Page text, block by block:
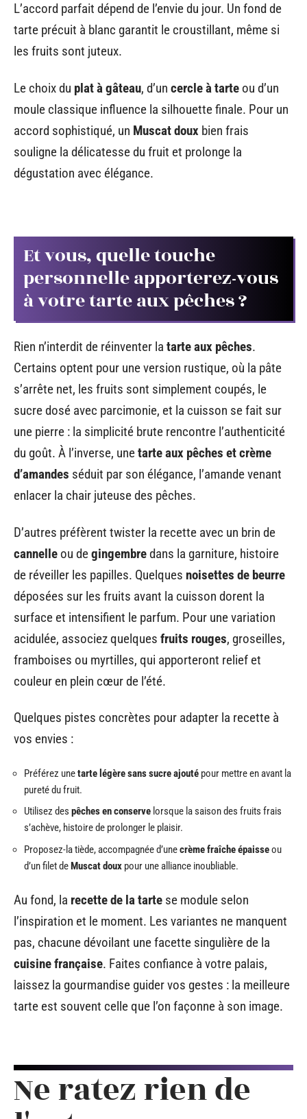
L’accord parfait dépend de l’envie du jour. Un fond de
tarte précuit à blanc garantit le croustillant, même si
les fruits sont juteux.
Le choix du plat à gâteau, d’un cercle à tarte ou d’un
moule classique influence la silhouette finale. Pour un
accord sophistiqué, un Muscat doux bien frais
souligne la délicatesse du fruit et prolonge la
dégustation avec élégance.
Et vous, quelle touche
personnelle apporterez-vous
à votre tarte aux pêches ?
Rien n’interdit de réinventer latarte aux pêches.
Certains optent pour une version rustique, où la pâte
s’arrête net, les fruits sont simplement coupés, le
sucre dosé avec parcimonie, et la cuisson se fait sur
une pierre : la simplicité brute rencontre l’authenticité
du goût. À l’inverse, unetarte aux pêches et crème
d’amandesséduit par son élégance, l’amande venant
enlacer la chair juteuse des pêches.
D’autres préfèrent twister la recette avec un brin de
cannelleou de
déposées sur les fruits avant la cuisson dorent la
surface et intensifient le parfum. Pour une variation
acidulée, associez quelquesfruits rouges
framboises ou myrtilles, qui apporteront relief et
couleur en plein cœur de l’été.
Quelques pistes concrètes pour adapter la recette à
vos envies :
Préférez unetarte légère sans sucre ajoutépour mettre en avant la
lorsque la saison des fruits frais
s’achève, histoire de prolonger le plaisir.
Au fond, larecette de la tartese module selon
l’inspiration et le moment. Les variantes ne manquent